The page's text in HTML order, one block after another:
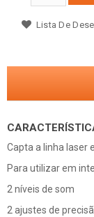
Lista De
Capta a linha laser
Para utilizar em
2 níveis de som
2 ajustes de